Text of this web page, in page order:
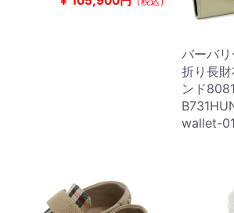
バーバリ
折り長
ンド
wallet-01